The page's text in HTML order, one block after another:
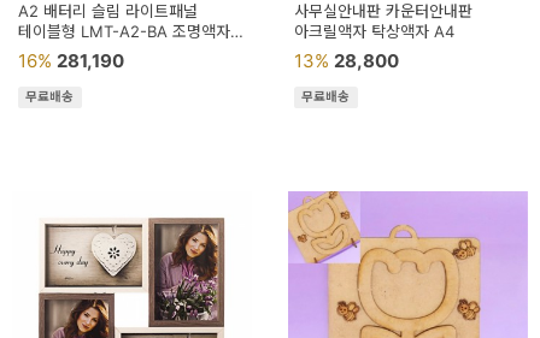
A2 배터리 슬림 라이트패널
테이블형 LMT-A2-BA 조명액자
그림액자 식탁광고판
16% 281,190
무료배송
사무실안내판 카운터안내판
아크릴액자 탁상액자 A4
13% 28,800
무료배송